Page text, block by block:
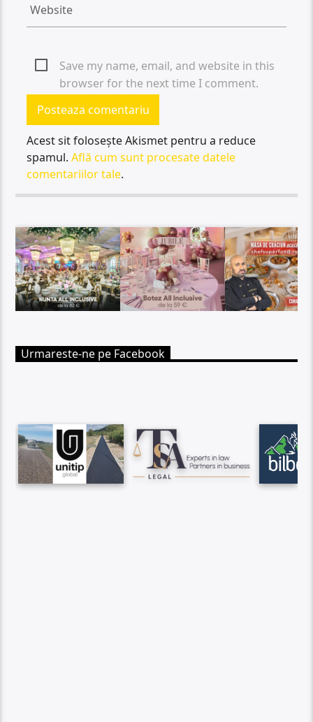
Save my name, email, and website in this
browser for the next time I comment.
Acest sit folosește Akismet pentru a reduce
spamul.Află cum sunt procesate datele
comentariilor tale.
Urmareste-ne pe Facebook